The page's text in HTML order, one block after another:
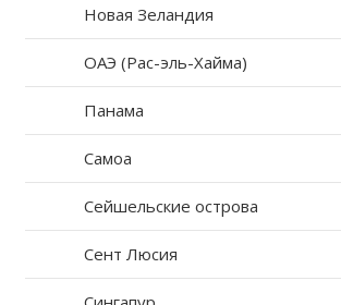
Новая Зеландия
ОАЭ (Рас-эль-Хайма)
Панама
Самоа
Сейшельские острова
Сент Люсия